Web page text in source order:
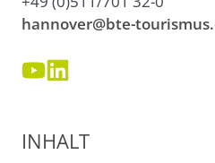
hannover@bte-
INHALT